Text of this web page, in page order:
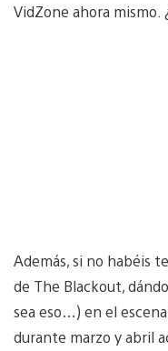
VidZone ahora mismo.
Además, si no habéis
de The Blackout,
sea eso…) en el
durante marzo y abril